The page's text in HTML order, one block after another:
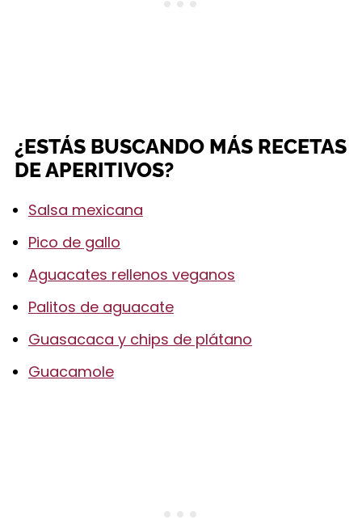
¿ESTÁS BUSCANDO MÁS RECETAS
DE APERITIVOS?
Salsa mexicana
Pico de gallo
Aguacates rellenos veganos
Palitos de aguacate
Guasacaca y chips de plátano
Guacamole